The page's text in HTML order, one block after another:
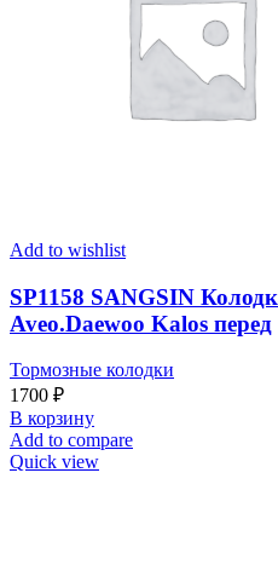
Add to wishlist
SP1158 SANGSIN
Aveo.Daewoo Kalos перед
Тормозные колодки
1700 ₽
В корзину
Add to compare
Quick view